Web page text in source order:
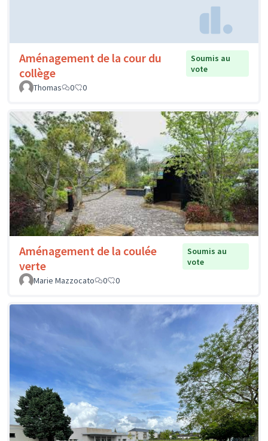
Aménagement de la cour du
collège
Soumis au
vote
Thomas
0 0
Aménagement de la coulée
verte
Soumis au
vote
Marie Mazzocato
0 0